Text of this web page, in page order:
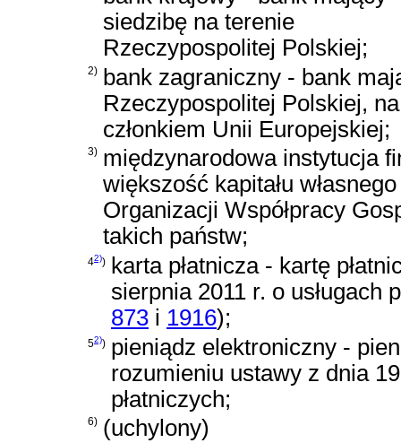
siedzibę na terenie
Rzeczypospolitej Polskiej;
2)
bank zagraniczny - bank
Rzeczypospolitej Polskiej,
członkiem Unii Europejskiej;
3) międzynarodowa instytucja
większość kapitału
Organizacji Współpracy
takich państw;
42))
karta płatnicza - kartę
sierpnia 2011 r. o usługach
873 i 1916);
52)) pieniądz elektroniczny -
rozumieniu ustawy z dnia
płatniczych;
6) (uchylony)